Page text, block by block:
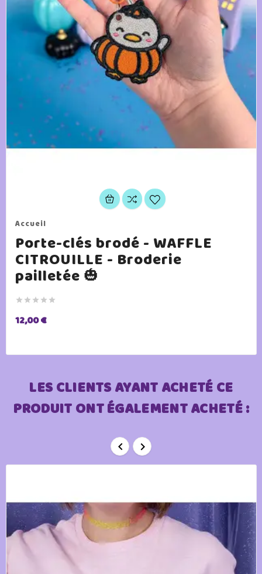
Accueil
Porte-clés brodé - WAFFLE
CITROUILLE - Broderie
pailletée 🎃
    
12,00 €
LES CLIENTS AYANT ACHETÉ CE
PRODUIT ONT ÉGALEMENT ACHETÉ :
 